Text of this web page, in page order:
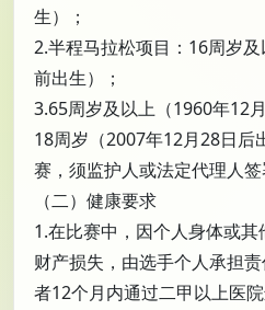
生）；
2.半程马拉松项目：16周岁
前出生）；
3.65周岁及以上（1960年12
18周岁（2007年12月28日后
赛，须监护人或法定代理人签
（二）健康要求
1.在比赛中，因个人身体或
财产损失，由选手个人承担
者12个月内通过二甲以上医